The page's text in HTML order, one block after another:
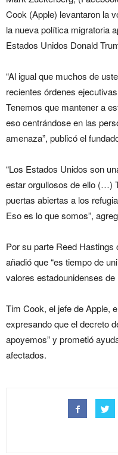
Cook (Apple) levantaron la
la nueva política migratoria
Estados Unidos Donald
“Al igual que muchos de
recientes órdenes
Tenemos que mantener a
eso centrándose en las
amenaza”, publicó el
“Los Estados Unidos son
estar orgullosos de ello (…)
puertas abiertas a los
Eso es lo que somos”,
Por su parte Reed Hastings
añadió que “es tiempo de
valores estadounidenses de
Tim Cook, el jefe de Apple,
expresando que el decreto
apoyemos” y prometió
afectados.